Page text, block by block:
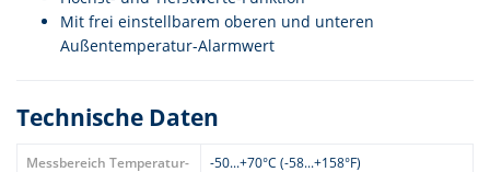
Mit frei einstellbarem oberen und unteren
Außentemperatur-Alarmwert
Technische Daten
Messbereich Temperatur-
-50...+70°C (-58...+158°F)